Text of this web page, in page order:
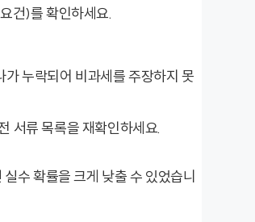
건)를 확인하세요.
누락되어 비과세를 주장하지 못
서류 목록을 재확인하세요.
수 확률을 크게 낮출 수 있었습니